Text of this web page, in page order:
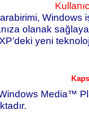
arabirimi,
olanak
yeni
Media™